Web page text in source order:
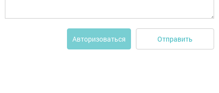
Авторизоваться Отправить